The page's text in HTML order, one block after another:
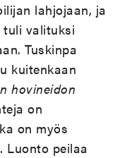
lahjojaan, ja
tuli valituksi
Tuskinpa
kuitenkaan
hovineidon
on
on myös
Luonto peilaa